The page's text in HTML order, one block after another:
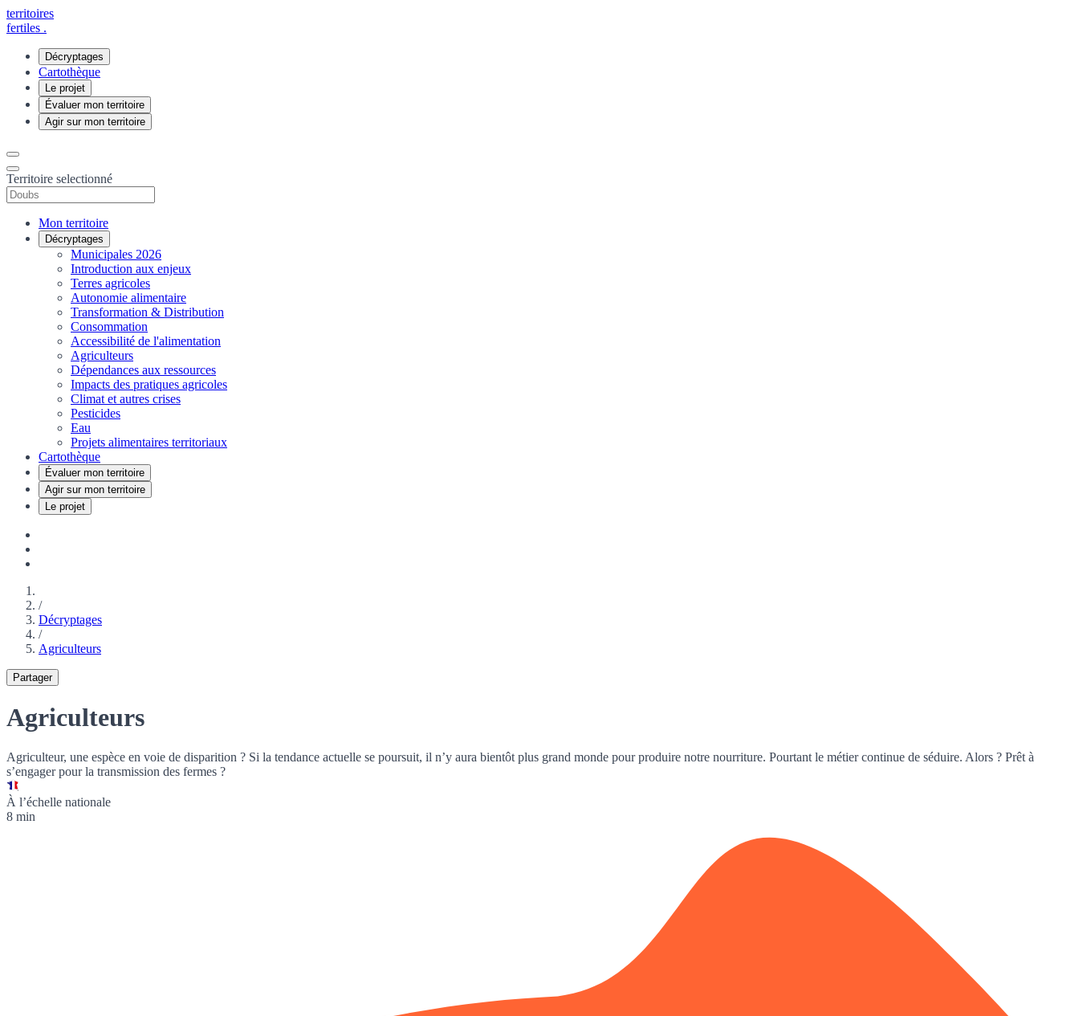
territoires
fertiles .
Décryptages
Cartothèque
Le projet
Évaluer mon territoire
Agir sur mon territoire
Territoire selectionné
Mon territoire
Décryptages
Municipales 2026
Introduction aux enjeux
Terres agricoles
Autonomie alimentaire
Transformation & Distribution
Consommation
Accessibilité de l'alimentation
Agriculteurs
Dépendances aux ressources
Impacts des pratiques agricoles
Climat et autres crises
Pesticides
Eau
Projets alimentaires territoriaux
Cartothèque
Évaluer mon territoire
Agir sur mon territoire
Le projet
/
Décryptages
/
Agriculteurs
Partager
Agriculteurs
Agriculteur, une espèce en voie de disparition ? Si la tendance actuelle se poursuit, il n’y aura bientôt plus grand monde pour produire notre nourriture. Pourtant le métier continue de séduire. Alors ? Prêt à
s’engager pour la transmission des fermes ?
À l’échelle nationale
8 min